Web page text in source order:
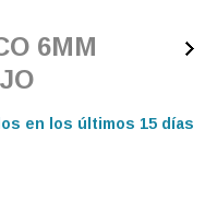
en los últimos 15 días